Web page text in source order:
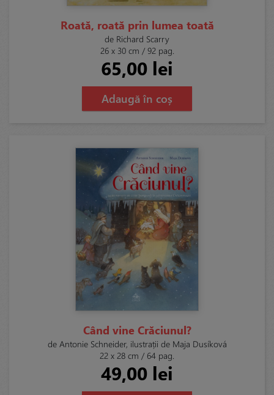
Roată, roată prin lumea toată
de Richard Scarry
26 x 30 cm / 92 pag.
65,00 lei
Adaugă în coș
Când vine Crăciunul?
de Antonie Schneider, ilustrații de Maja Dusíková
22 x 28 cm / 64 pag.
49,00 lei